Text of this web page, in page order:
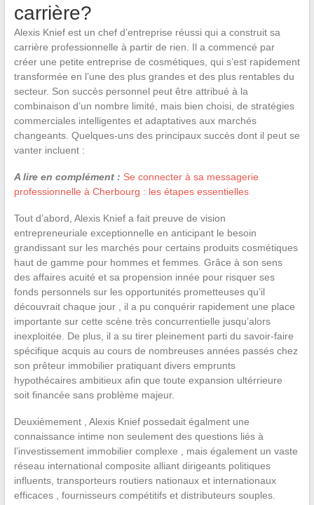
carrière?
Alexis Knief est un chef d’entreprise réussi qui a construit sa
carrière professionnelle à partir de rien. Il a commencé par
créer une petite entreprise de cosmétiques, qui s’est rapidement
transformée en l’une des plus grandes et des plus rentables du
secteur. Son succès personnel peut être attribué à la
combinaison d’un nombre limité, mais bien choisi, de stratégies
commerciales intelligentes et adaptatives aux marchés
changeants. Quelques-uns des principaux succès dont il peut se
vanter incluent :
A lire en complément : Se connecter à sa messagerie
professionnelle à Cherbourg : les étapes essentielles
Tout d’abord, Alexis Knief a fait preuve de vision
entrepreneuriale exceptionnelle en anticipant le besoin
grandissant sur les marchés pour certains produits cosmétiques
haut de gamme pour hommes et femmes. Grâce à son sens
des affaires acuité et sa propension innée pour risquer ses
fonds personnels sur les opportunités prometteuses qu’il
découvrait chaque jour , il a pu conquérir rapidement une place
importante sur cette scène très concurrentielle jusqu’alors
inexploitée. De plus, il a su tirer pleinement parti du savoir-faire
spécifique acquis au cours de nombreuses années passés chez
son prêteur immobilier pratiquant divers emprunts
hypothécaires ambitieux afin que toute expansion ultérrieure
soit financée sans problème majeur.
Deuxièmement , Alexis Knief possedait égalment une
connaissance intime non seulement des questions liés à
l’investissement immobilier complexe , mais également un vaste
réseau international composite alliant dirigeants politiques
influents, transporteurs routiers nationaux et internationaux
efficaces , fournisseurs compétitifs et distributeurs souples.